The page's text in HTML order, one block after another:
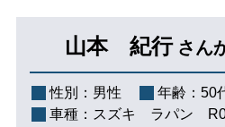
山本 紀行 さん
性別： 男性 年齢： 50
車種： スズキ ラパン